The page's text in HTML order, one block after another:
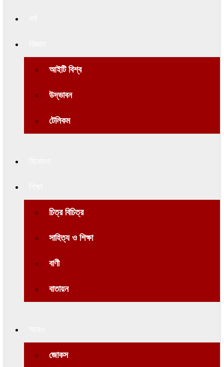
আইটি বিশ্ব
উদ্ভাবন
টেলিকম
চিত্র বিচিত্র
সাহিত্য ও শিক্ষা
বাণী
বাতায়ন
জোকস